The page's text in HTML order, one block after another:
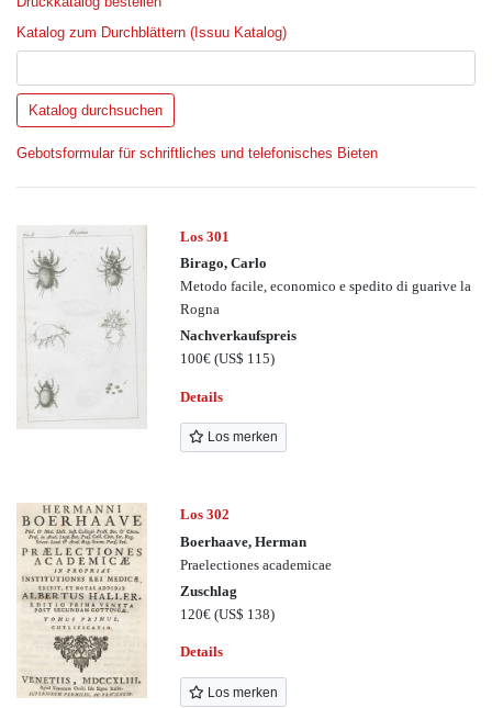
Katalog zum Durchblättern (Issuu Katalog)
Gebotsformular für schriftliches und telefonisches Bieten
Los 301
Birago, Carlo
Metodo facile, economico e spedito di guarive la
Rogna
Nachverkaufspreis
100€(US$ 115)
Details
Los merken
Los 302
Boerhaave, Herman
Praelectiones academicae
Zuschlag
120€(US$ 138)
Details
Los merken